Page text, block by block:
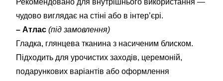
Рекомендовано для внутрішнього використання —
чудово виглядає на стіні або в інтер’єрі.
– Атлас (під замовлення)
Гладка, глянцева тканина з насиченим блиском.
Підходить для урочистих заходів, церемоній,
подарункових варіантів або оформлення